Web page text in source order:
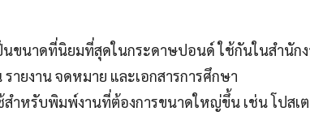
นขนาดที่นิยมที่สุดในกระดาษปอนด์ ใช้กันในสำนัก
ายงาน จดหมาย และเอกสารการศึกษา
สำหรับพิมพ์งานที่ต้องการขนาดใหญ่ขึ้น เช่น โปสเ